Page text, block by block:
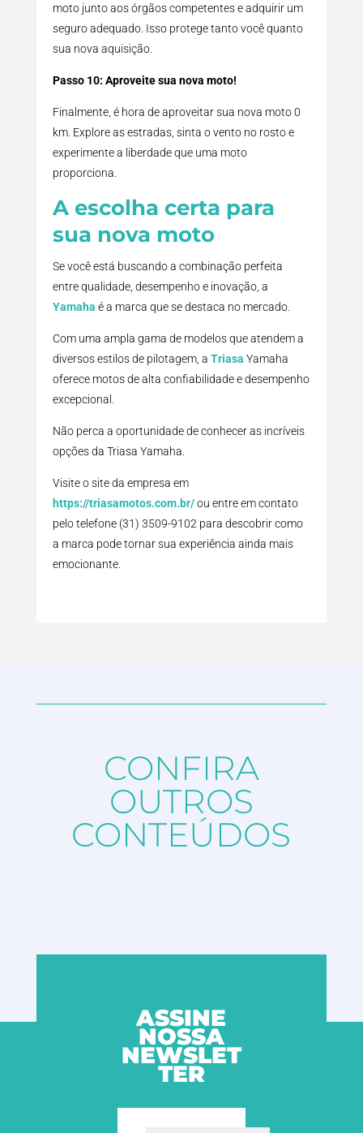
moto junto aos órgãos competentes e adquirir um
seguro adequado. Isso protege tanto você quanto
sua nova aquisição.
Passo 10: Aproveite sua nova moto!
Finalmente, é hora de aproveitar sua nova moto 0
km. Explore as estradas, sinta o vento no rosto e
experimente a liberdade que uma moto
proporciona.
A escolha certa para
sua nova moto
Se você está buscando a combinação perfeita
entre qualidade, desempenho e inovação, a
Yamaha é a marca que se destaca no mercado.
Com uma ampla gama de modelos que atendem a
diversos estilos de pilotagem, a Triasa Yamaha
oferece motos de alta confiabilidade e desempenho
excepcional.
Não perca a oportunidade de conhecer as incríveis
opções da Triasa Yamaha.
Visite o site da empresa em
https://triasamotos.com.br/ou entre em contato
pelo telefone (31) 3509-9102 para descobrir como
a marca pode tornar sua experiência ainda mais
emocionante.
CONFIRA
OUTROS
CONTEÚDOS
ASSINE
NOSSA
NEWSLET
TER